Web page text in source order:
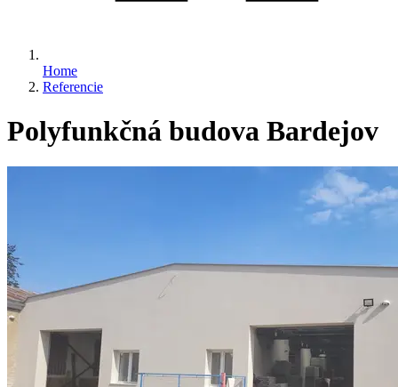
Home
Referencie
Polyfunkčná budova Bardejov